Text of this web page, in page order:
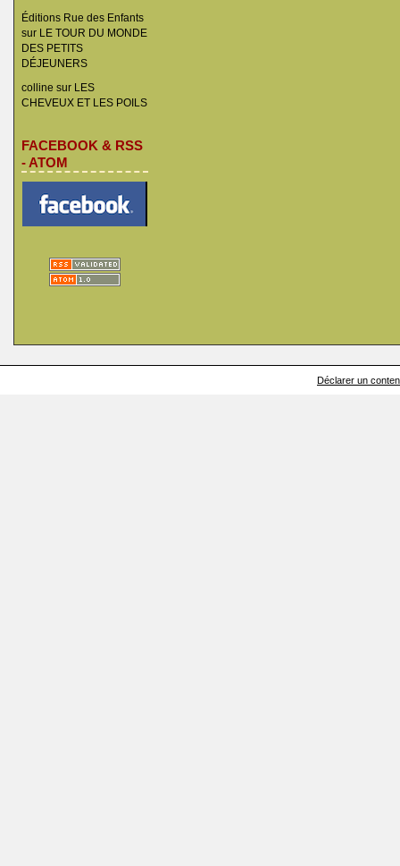
Éditions Rue des Enfants
sur LE TOUR DU MONDE
DES PETITS
DÉJEUNERS
colline sur LES
CHEVEUX ET LES POILS
FACEBOOK & RSS
- ATOM
Déclarer un